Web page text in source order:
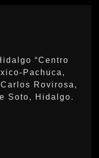
“Centro
Pachuca,
Rovirosa,
Soto, Hidalgo.